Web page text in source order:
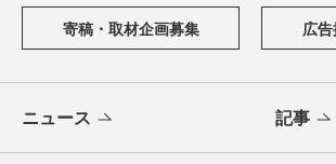
からAI活用、キャリアまで、ソ
すべての人の学びと成長を支え